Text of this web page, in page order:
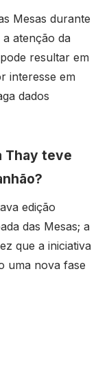
Mesas durante
atenção da
resultar em
interesse em
dados
Thay teve
edição
das Mesas; a
que a iniciativa
uma nova fase